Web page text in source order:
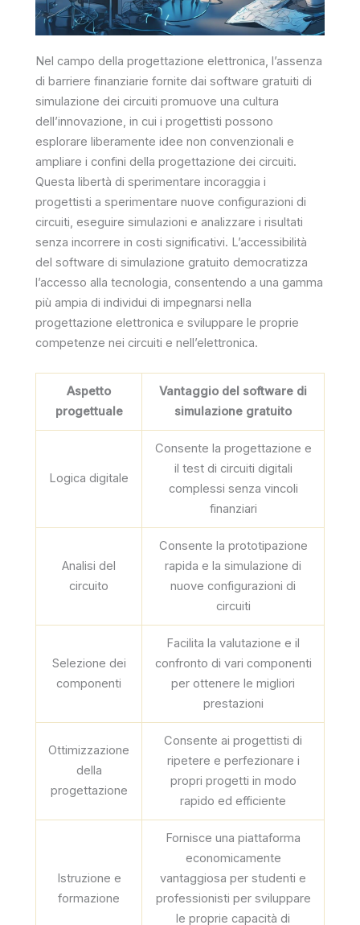
Nel campo della progettazione elettronica, l’assenza
di barriere finanziarie fornite dai software gratuiti di
simulazione dei circuiti promuove una cultura
dell’innovazione, in cui i progettisti possono
esplorare liberamente idee non convenzionali e
ampliare i confini della progettazione dei circuiti.
Questa libertà di sperimentare incoraggia i
progettisti a sperimentare nuove configurazioni di
circuiti, eseguire simulazioni e analizzare i risultati
senza incorrere in costi significativi. L’accessibilità
del software di simulazione gratuito democratizza
l’accesso alla tecnologia, consentendo a una gamma
più ampia di individui di impegnarsi nella
progettazione elettronica e sviluppare le proprie
competenze nei circuiti e nell’elettronica.
Aspetto
progettuale
Vantaggio del software di
simulazione gratuito
Logica digitale
Consente la progettazione e
il test di circuiti digitali
complessi senza vincoli
finanziari
Analisi del
circuito
Consente la prototipazione
rapida e la simulazione di
nuove configurazioni di
circuiti
Selezione dei
componenti
Facilita la valutazione e il
confronto di vari componenti
per ottenere le migliori
prestazioni
Ottimizzazione
della
progettazione
Consente ai progettisti di
ripetere e perfezionare i
propri progetti in modo
rapido ed efficiente
Istruzione e
formazione
Fornisce una piattaforma
economicamente
vantaggiosa per studenti e
professionisti per sviluppare
le proprie capacità di